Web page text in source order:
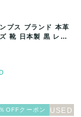
プス ブランド 本革
靴 日本製 黒 レデ
ブラ…
OFFクーポン